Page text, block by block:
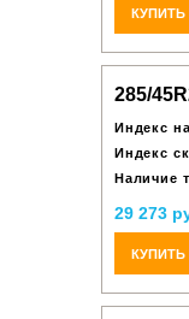
КУПИТЬ
285/
Индекс
Индекс
Наличие
29 273
КУПИТЬ